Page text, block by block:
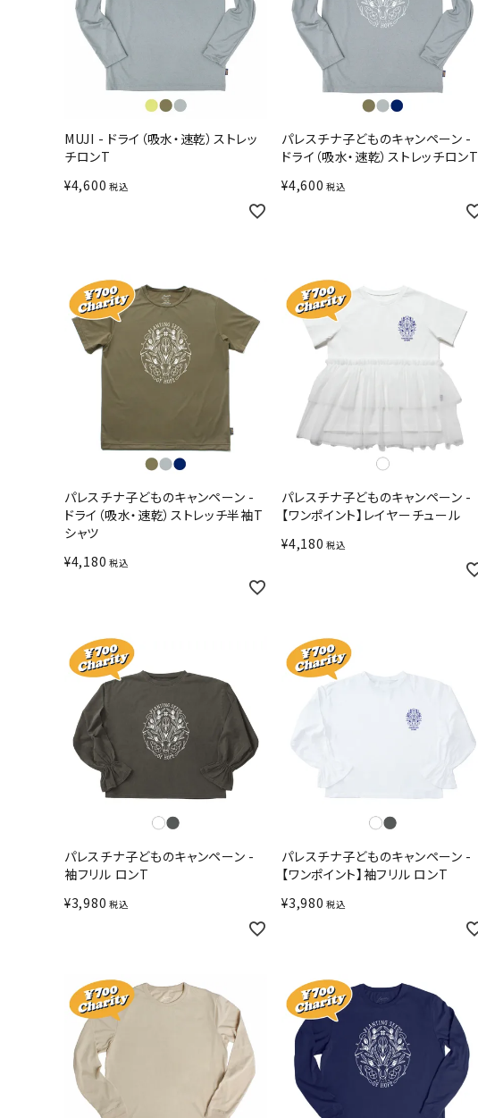
MUJI - ドライ（吸水・速乾）ストレッ
チロンT
¥4,600 税込
パレスチナ子どものキャンペーン -
ドライ（吸水・速乾）ストレッチロンT
¥4,600 税込
パレスチナ子どものキャンペーン -
ドライ（吸水・速乾）ストレッチ半袖T
シャツ
¥4,180 税込
パレスチナ子どものキャンペーン -
【ワンポイント】レイヤーチュール
¥4,180 税込
パレスチナ子どものキャンペーン -
袖フリル ロンT
¥3,980 税込
パレスチナ子どものキャンペーン -
【ワンポイント】袖フリル ロンT
¥3,980 税込